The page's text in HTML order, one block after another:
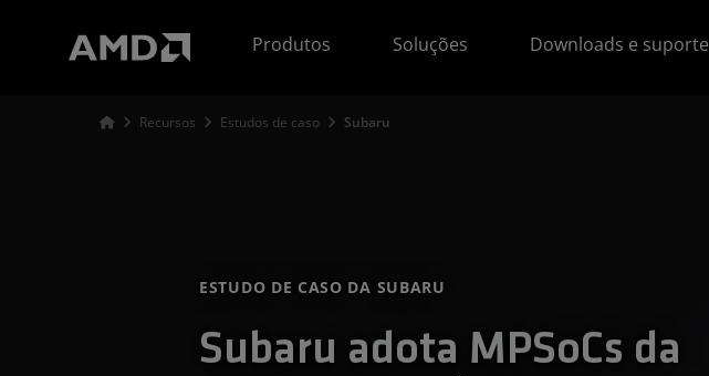
Produtos
Soluções Downloads e suporte
Recursos Estudos de caso Subaru
ESTUDO DE CASO DA SUBARU
Subaru adota MPSoCs da